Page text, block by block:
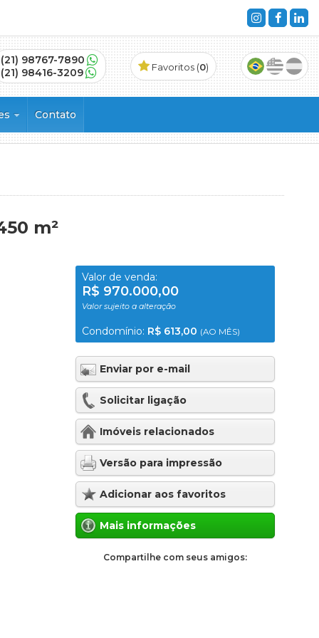
(21) 98767-7890
(21) 98416-3209
Favoritos (0)
Contato
m²
Valor de venda:
R$ 970.000,00
Valor sujeito a alteração
Condomínio: R$ 613,00 (AO MÊS)
Enviar por e-mail
Solicitar ligação
Imóveis relacionados
Versão para impressão
Adicionar aos favoritos
Mais informações
Compartilhe com seus amigos: